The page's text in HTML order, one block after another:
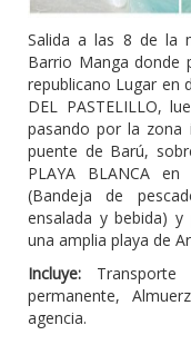
Salida a las 8 de la
Barrio Manga donde
republicano Lugar en
DEL PASTELILLO,
pasando por la zona
puente de Barú,
PLAYA BLANCA
(Bandeja de
ensalada y bebida)
una amplia playa de
Incluye: Transporte
permanente,
agencia.